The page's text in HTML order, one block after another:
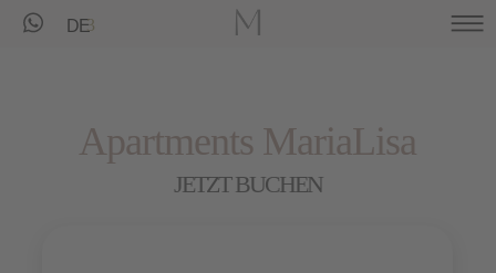
DE
Apartments MariaLisa
JETZT BUCHEN